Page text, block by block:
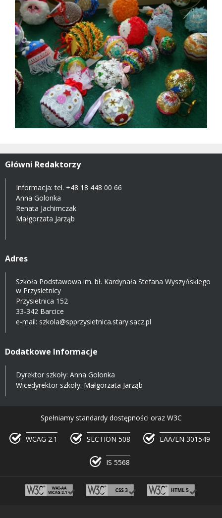
Główni Redaktorzy
Informacja: tel. +48 18 448 00 66
Anna Golonka
Renata Jachimczak
Małgorzata Jarząb
Adres
Szkoła Podstawowa im. bł. Kardynała Stefana Wyszyńskiego
w Przysietnicy
Przysietnica 152
33-342 Barcice
e-mail: szkola@spprzysietnica.stary.sacz.pl
Dodatkowe Informacje
Dyrektor szkoły: Anna Golonka
Wicedyrektor szkoły: Małgorzata Jarząb
Spełniamy standardy dostępności oraz W3C
WCAG 2.1 SECTION 508 EAA/EN 301549
IS 5568